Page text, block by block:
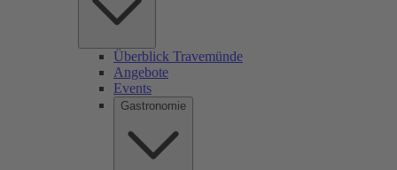
Überblick Travemünde
Angebote
Events
Gastronomie